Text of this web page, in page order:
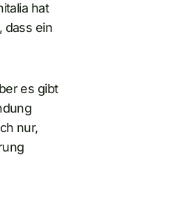
hat
dass ein
es gibt
nur,